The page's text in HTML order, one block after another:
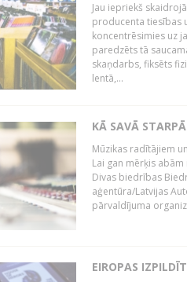
Jau iepriekš
producenta tiesības
koncentrēsimies uz
paredzēts tā
skaņdarbs, fiksēts
lentā,...
KĀ SAVĀ
Mūzikas radītājiem
Lai gan mērķis
Divas biedrības
aģentūra/Latvijas
pārvaldījuma
EIROPAS